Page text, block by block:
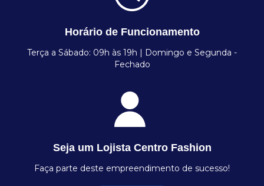
Horário de Funcionamento
Terça a Sábado: 09h às 19h | Domingo e Segunda -
Fechado
Seja um Lojista Centro Fashion
Faça parte deste empreendimento de sucesso!